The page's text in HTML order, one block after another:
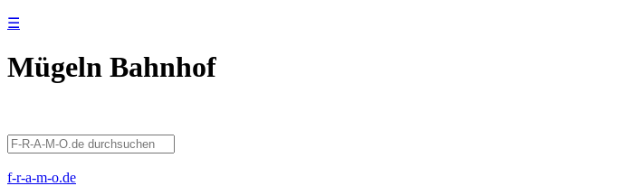
☰
Mügeln Bahnhof
f-r-a-m-o.de